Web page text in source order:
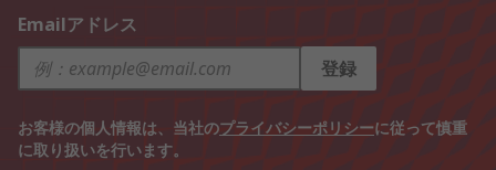
Emailアドレス
登録
お客様の個人情報は、当社のプライバシーポリシーに従って慎重
に取り扱いを行います。